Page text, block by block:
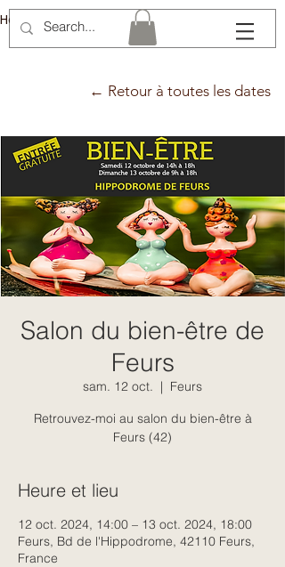
Hélène Lémery
← Retour à toutes les dates
Salon du bien-être de
Feurs
sam. 12 oct.
  |
Feurs
Retrouvez-moi au salon du bien-être à
Feurs (42)
Heure et lieu
12 oct. 2024, 14:00 – 13 oct. 2024, 18:00
Feurs, Bd de l'Hippodrome, 42110 Feurs,
France